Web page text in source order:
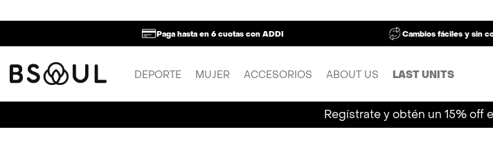
Paga hasta en 6 cuotas con ADDI Cambios fáciles y sin
DEPORTE MUJER ACCESORIOS ABOUT US LAST UNITS
Regístrate y obtén un 15% off